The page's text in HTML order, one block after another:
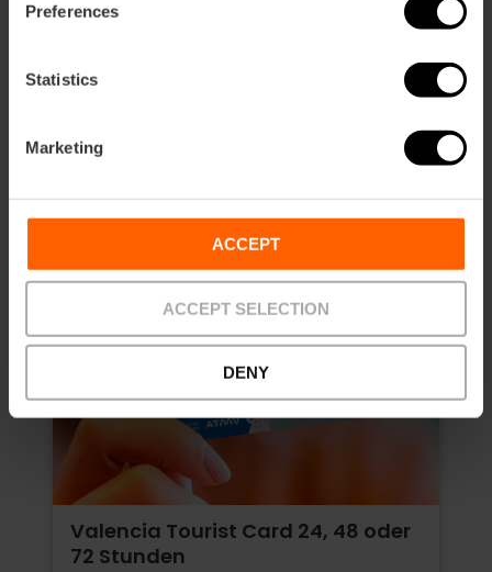
Preferences
Statistics
Marketing
ACCEPT
ACCEPT SELECTION
DENY
València Tourist Card
Valencia Tourist Card 24, 48 oder
72 Stunden